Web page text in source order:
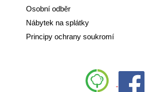
Osobní odběr
Nábytek na splátky
Principy ochrany soukromí